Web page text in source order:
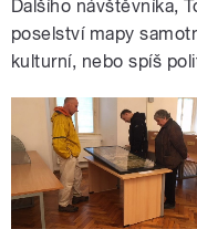
Dalšího návštěvníka,
poselství mapy
kulturní, nebo spíš